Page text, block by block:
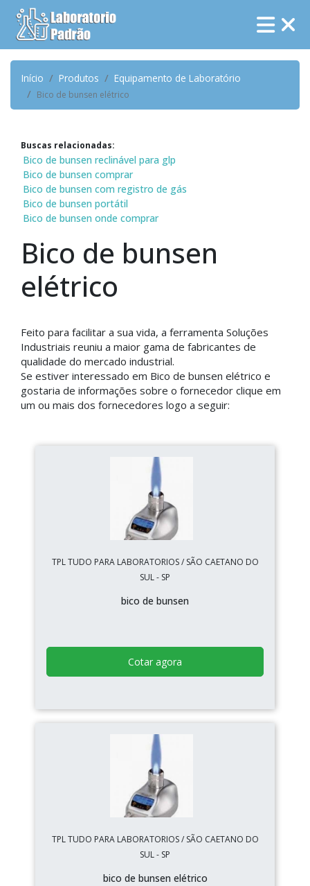
Início Produtos Equipamento de Laboratório
Bico de bunsen elétrico
Buscas relacionadas:
Bico de bunsen reclinável para glp
Bico de bunsen comprar
Bico de bunsen com registro de gás
Bico de bunsen portátil
Bico de bunsen onde comprar
Bico de bunsen
elétrico
Feito para facilitar a sua vida, a ferramenta Soluções
Industriais reuniu a maior gama de fabricantes de
qualidade do mercado industrial.
Se estiver interessado em Bico de bunsen elétrico e
gostaria de informações sobre o fornecedor clique em
um ou mais dos fornecedores logo a seguir:
TPL TUDO PARA LABORATORIOS / SÃO CAETANO DO
SUL - SP
bico de bunsen
Cotar agora
TPL TUDO PARA LABORATORIOS / SÃO CAETANO DO
SUL - SP
bico de bunsen elétrico